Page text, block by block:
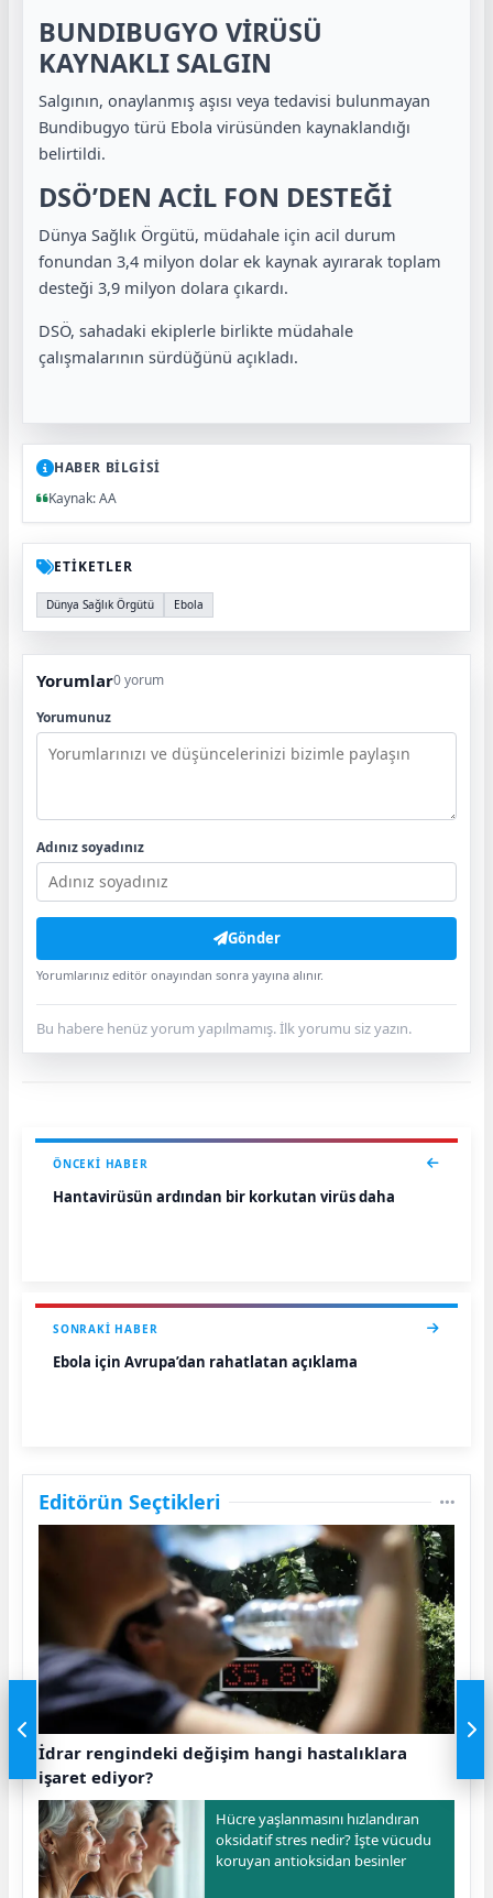
BUNDIBUGYO VİRÜSÜ
KAYNAKLI SALGIN
Salgının, onaylanmış aşısı veya tedavisi bulunmayan
Bundibugyo türü Ebola virüsünden kaynaklandığı
belirtildi.
DSÖ’DEN ACİL FON DESTEĞİ
Dünya Sağlık Örgütü, müdahale için acil durum
fonundan 3,4 milyon dolar ek kaynak ayırarak toplam
desteği 3,9 milyon dolara çıkardı.
DSÖ, sahadaki ekiplerle birlikte müdahale
çalışmalarının sürdüğünü açıkladı.
HABER BİLGİSİ
Kaynak: AA
ETİKETLER
Dünya Sağlık Örgütü Ebola
Yorumlar0 yorum
Yorumunuz
Adınız soyadınız
Gönder
Yorumlarınız editör onayından sonra yayına alınır.
Bu habere henüz yorum yapılmamış. İlk yorumu siz yazın.
ÖNCEKI HABER
Hantavirüsün ardından bir korkutan virüs daha
SONRAKI HABER
Ebola için Avrupa’dan rahatlatan açıklama
Editörün Seçtikleri
İdrar rengindeki değişim hangi hastalıklara
işaret ediyor?
Hücre yaşlanmasını hızlandıran
oksidatif stres nedir? İşte vücudu
koruyan antioksidan besinler